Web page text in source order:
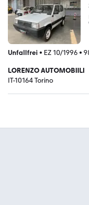
Unfallfrei • EZ 10/1996•
LORENZO AUTOMOBIILI
IT-10164 Torino